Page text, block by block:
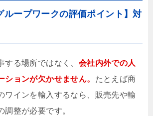
ループワークの評価ポイント】対
する場所ではなく、 会社内外での人
ションが欠かせません。 たとえば商
ワインを輸入するなら、販売先や輸
調整が必要です。